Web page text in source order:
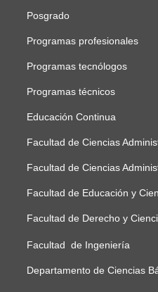
Posgrado
Programas profesionales
Programas tecnólogos
Programas técnicos
Educación Continua
Facultad de Ciencias
Facultad de Ciencias
Facultad de Educación y
Facultad de Derecho y
Facultad de Ingeniería
Departamento de Ciencias